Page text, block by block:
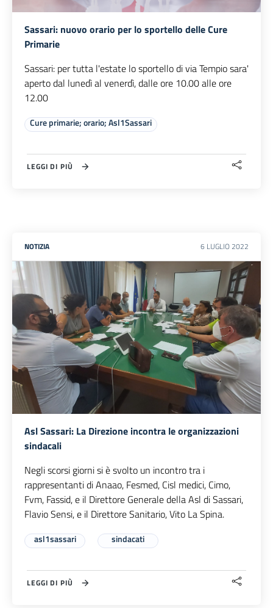
Sassari: nuovo orario per lo sportello delle Cure
Primarie
Sassari: per tutta l'estate lo sportello di via Tempio sara'
aperto dal lunedì al venerdì, dalle ore 10.00 alle ore
12.00
Cure primarie; orario; Asl1Sassari
LEGGI DI PIÙ
NOTIZIA 6 LUGLIO 2022
Asl Sassari: La Direzione incontra le organizzazioni
sindacali
Negli scorsi giorni si è svolto un incontro tra i
rappresentanti di Anaao, Fesmed, Cisl medici, Cimo,
Fvm, Fassid, e il Direttore Generale della Asl di Sassari,
Flavio Sensi, e il Direttore Sanitario, Vito La Spina.
asl1sassari sindacati
LEGGI DI PIÙ